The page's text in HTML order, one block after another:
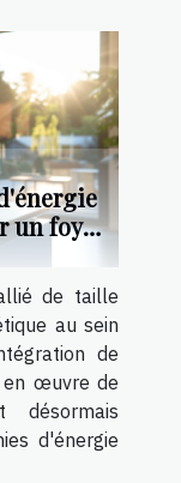
un foyer
de taille
au sein
de
œuvre de
d'énergie